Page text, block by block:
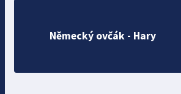
Německý ovčák - Hary